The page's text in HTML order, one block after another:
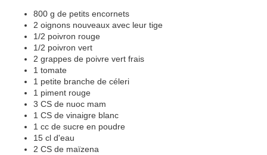
800 g de petits encornets
2 oignons nouveaux avec leur tige
1/2 poivron rouge
1/2 poivron vert
2 grappes de poivre vert frais
1 tomate
1 petite branche de céleri
1 piment rouge
3 CS de nuoc mam
1 CS de vinaigre blanc
1 cc de sucre en poudre
15 cl d'eau
2 CS de maïzena